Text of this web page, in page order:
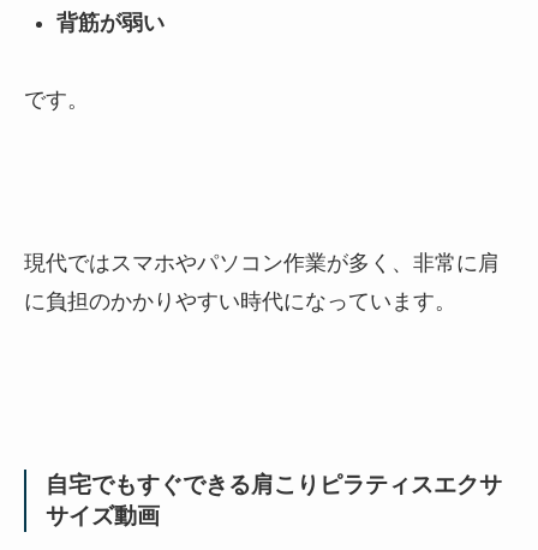
背筋が弱い
です。
現代ではスマホやパソコン作業が多く、非常に肩
に負担のかかりやすい時代になっています。
自宅でもすぐできる肩こりピラティスエクサ
サイズ動画